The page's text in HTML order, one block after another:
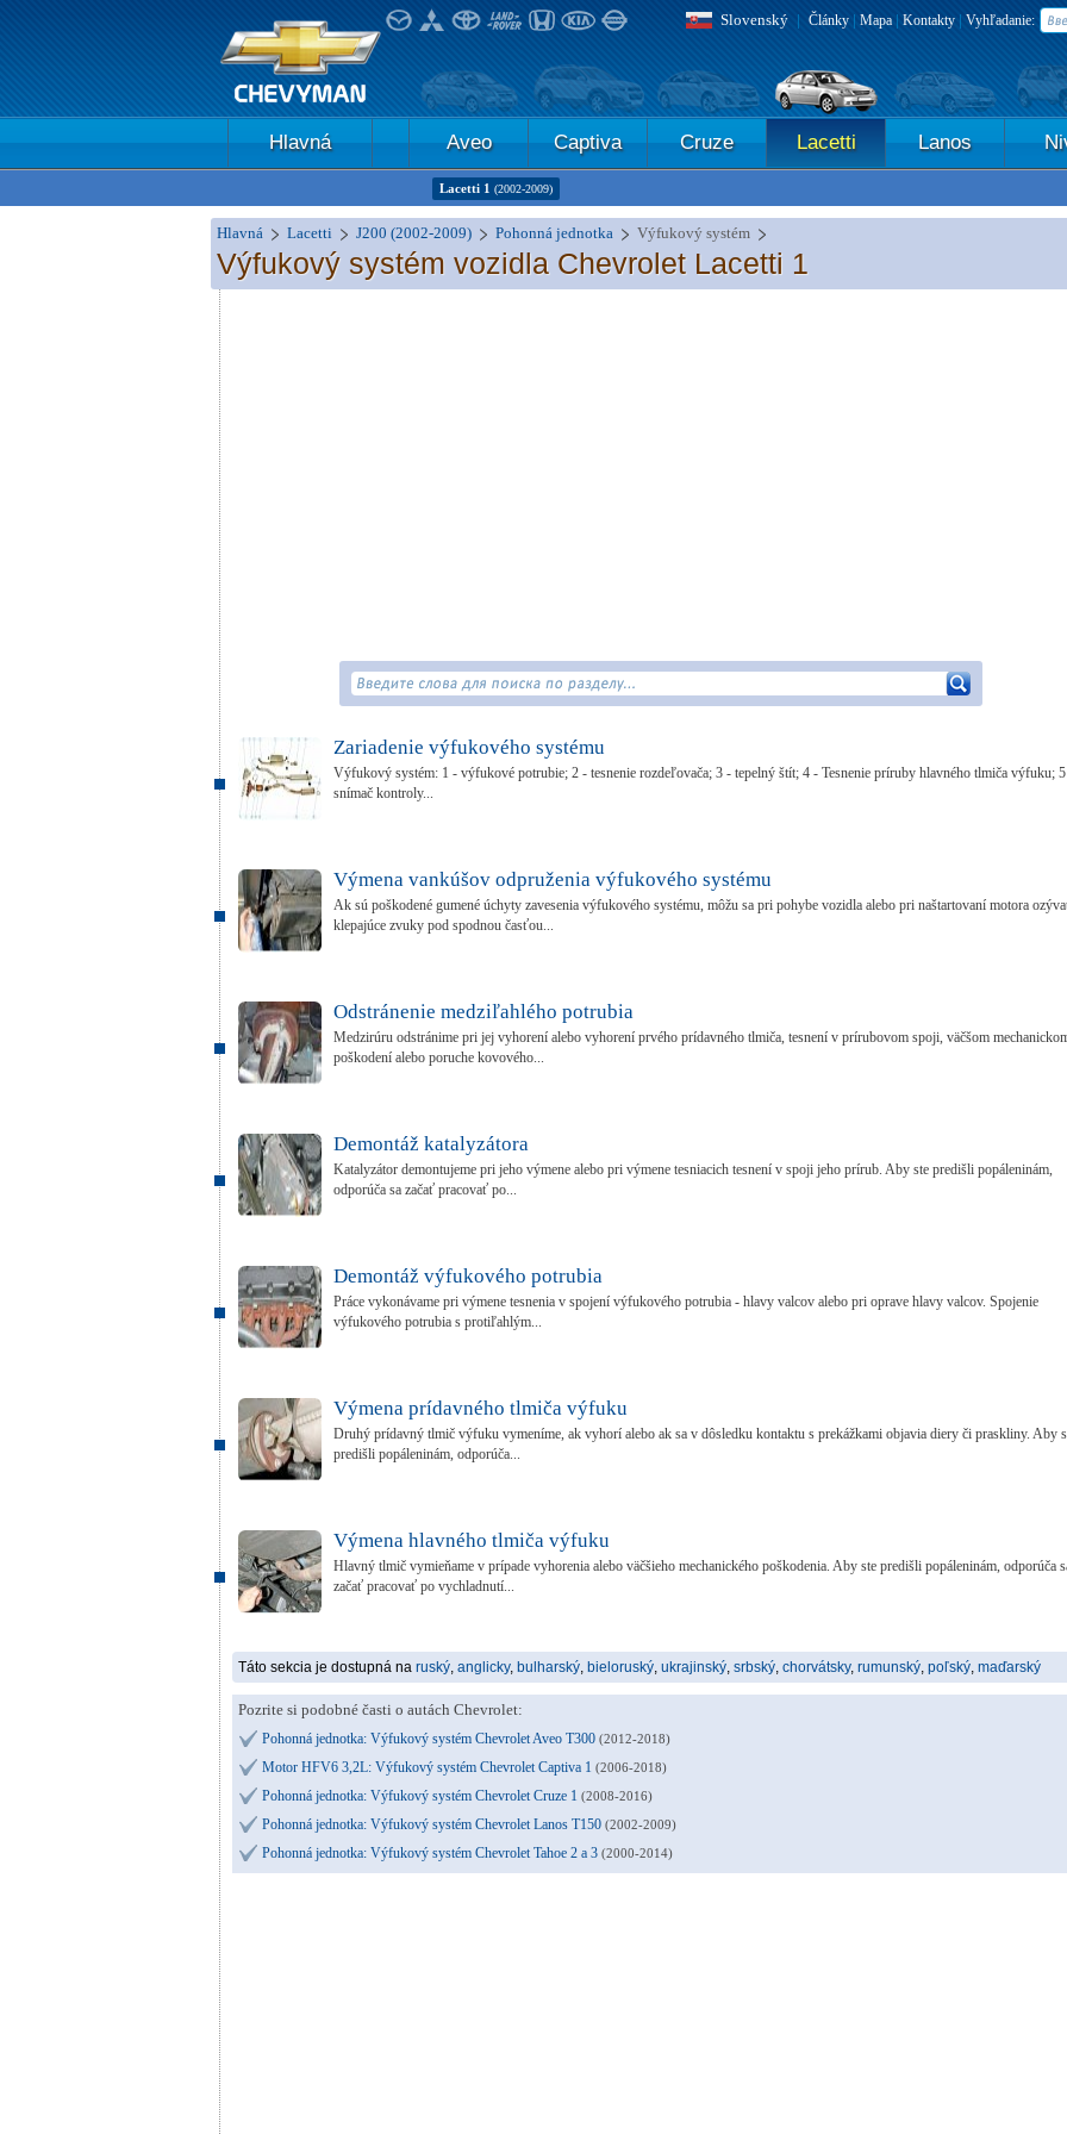
Slovenský | Články | Mapa | Kontakty | Vyhľadanie:
Hlavná Aveo Captiva Cruze Lacetti Lanos
Lacetti 1 (2002-2009)
Hlavná Lacetti J200 (2002-2009) Pohonná jednotka Výfukový systém
Výfukový systém vozidla Chevrolet Lacetti 1
Zariadenie výfukového systému
Výfukový systém: 1 - výfukové potrubie; 2 - tesnenie rozdeľovača; 3 - tepelný štít; 4 - Tesnenie príruby hlavného tlmiča výfuku;
snímač kontroly...
Výmena vankúšov odpruženia výfukového systému
Ak sú poškodené gumené úchyty zavesenia výfukového systému, môžu sa pri pohybe vozidla alebo pri naštartovaní motora
klepajúce zvuky pod spodnou časťou...
Odstránenie medziľahlého potrubia
Medzirúru odstránime pri jej vyhorení alebo vyhorení prvého prídavného tlmiča, tesnení v prírubovom spoji, väčšom
poškodení alebo poruche kovového...
Demontáž katalyzátora
Katalyzátor demontujeme pri jeho výmene alebo pri výmene tesniacich tesnení v spoji jeho prírub. Aby ste predišli popáleninám,
odporúča sa začať pracovať po...
Demontáž výfukového potrubia
Práce vykonávame pri výmene tesnenia v spojení výfukového potrubia - hlavy valcov alebo pri oprave hlavy valcov. Spojenie
výfukového potrubia s protiľahlým...
Výmena prídavného tlmiča výfuku
Druhý prídavný tlmič výfuku vymeníme, ak vyhorí alebo ak sa v dôsledku kontaktu s prekážkami objavia diery či praskliny. Aby
predišli popáleninám, odporúča...
Výmena hlavného tlmiča výfuku
Hlavný tlmič vymieňame v prípade vyhorenia alebo väčšieho mechanického poškodenia. Aby ste predišli popáleninám, odporúča
začať pracovať po vychladnutí...
Táto sekcia je dostupná na ruský, anglicky, bulharský, bieloruský, ukrajinský, srbský, chorvátsky, rumunský, poľský, maďarský
Pozrite si podobné časti o autách Chevrolet:
Pohonná jednotka: Výfukový systém Chevrolet Aveo T300 (2012-2018)
Motor HFV6 3,2L: Výfukový systém Chevrolet Captiva 1 (2006-2018)
Pohonná jednotka: Výfukový systém Chevrolet Cruze 1 (2008-2016)
Pohonná jednotka: Výfukový systém Chevrolet Lanos T150 (2002-2009)
Pohonná jednotka: Výfukový systém Chevrolet Tahoe 2 a 3 (2000-2014)